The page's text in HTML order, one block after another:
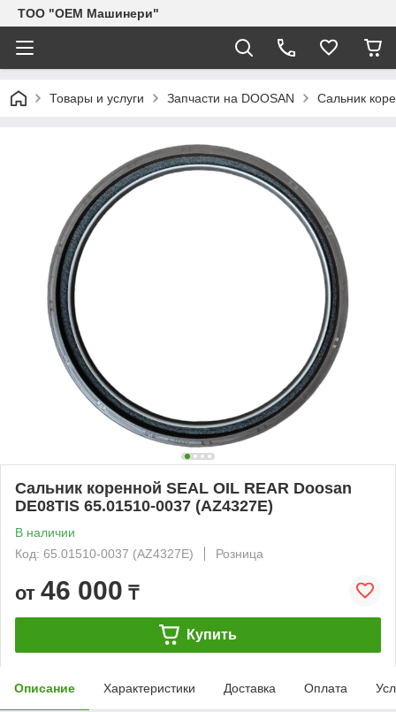
TOO "OEM Машинери"
Товары и услуги Запчасти на DOOSAN Сальник
Сальник коренной SEAL OIL REAR Doosan
DE08TIS 65.01510-0037 (AZ4327E)
В наличии
Код: 65.01510-0037 (AZ4327E)
Розница
от 46 000 ₸
Купить
Описание Характеристики Доставка Оплата